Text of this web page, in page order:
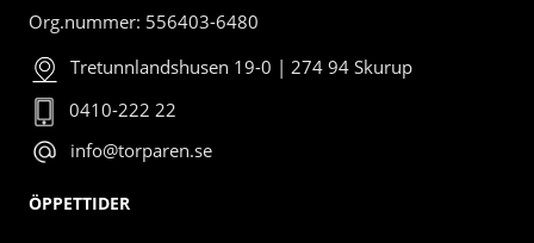
Org.nummer: 556403-6480
Tretunnlandshusen 19-0 | 274 94 Skurup
0410-222 22
info@torparen.se
ÖPPETTIDER